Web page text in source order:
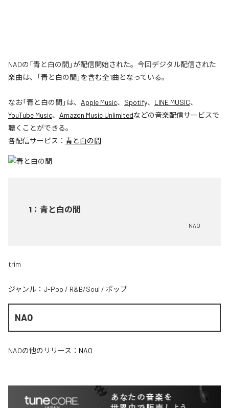
NAOの「青と白の間」が配信開始された。今回デジタル配信された
楽曲は、「青と白の間」を含む全1曲となっている。
なお「青と白の間」は、 Apple Music、 Spotify、 LINE MUSIC、
YouTube Music、 Amazon Music Unlimitedなどの音楽配信サービスで
聴くことができる。
各配信サービス： 青と白の間
1 ： 青と白の間
NAO
trim
ジャンル： J-Pop / R&B/Soul / ポップ
NAO
NAOの他のリリース： NAO